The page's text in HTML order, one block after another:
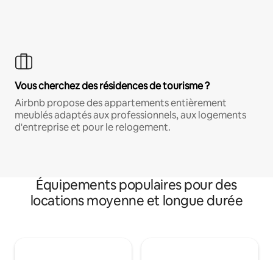
Vous cherchez des résidences de tourisme ?
Airbnb propose des appartements entièrement
meublés adaptés aux professionnels, aux logements
d'entreprise et pour le relogement.
Équipements populaires pour des
locations moyenne et longue durée